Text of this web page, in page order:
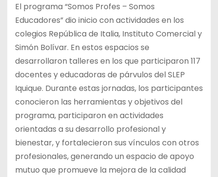
El programa “Somos Profes – Somos
Educadores” dio inicio con actividades en los
colegios República de Italia, Instituto Comercial y
Simón Bolívar. En estos espacios se
desarrollaron talleres en los que participaron 117
docentes y educadoras de párvulos del SLEP
Iquique. Durante estas jornadas, los participantes
conocieron las herramientas y objetivos del
programa, participaron en actividades
orientadas a su desarrollo profesional y
bienestar, y fortalecieron sus vínculos con otros
profesionales, generando un espacio de apoyo
mutuo que promueve la mejora de la calidad